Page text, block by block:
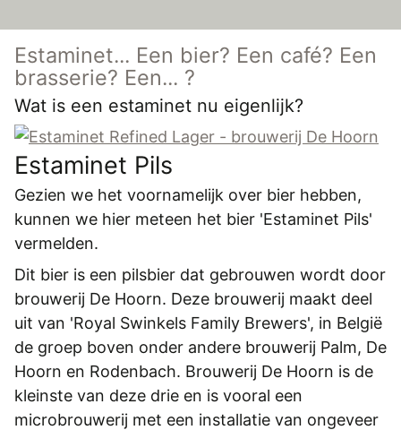
Topmenu
INLOGGEN
REGISTREREN
ADVERTEREN
MELDPUNT
PERS/PUBLICATIES
LINKS
Estaminet... Een bier? Een café? Een
brasserie? Een... ?
Wat is een estaminet nu eigenlijk?
Estaminet Pils
Gezien we het voornamelijk over bier hebben,
kunnen we hier meteen het bier 'Estaminet Pils'
vermelden.
Dit bier is een pilsbier dat gebrouwen wordt door
brouwerij De Hoorn. Deze brouwerij maakt deel
uit van 'Royal Swinkels Family Brewers', in België
de groep boven onder andere brouwerij Palm, De
Hoorn en Rodenbach. Brouwerij De Hoorn is de
kleinste van deze drie en is vooral een
microbrouwerij met een installatie van ongeveer